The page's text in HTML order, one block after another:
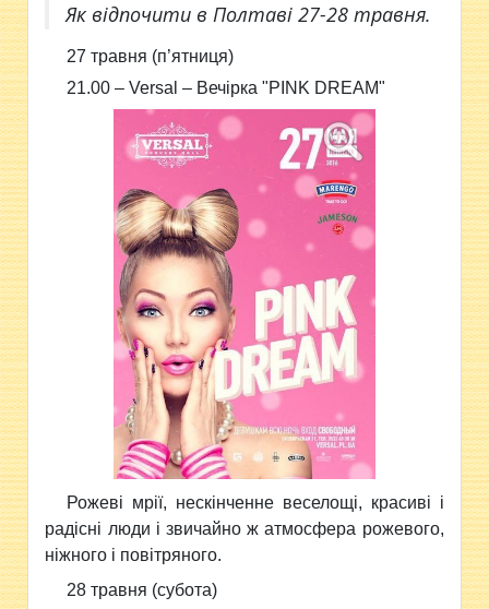
Як відпочити в Полтаві 27-28 травня.
27 травня (п’ятниця)
21.00 –Versal – Вечірка"PINK DREAM"
Рожеві мрії, нескінченне веселощі, красиві і
радісні люди і звичайно ж атмосфера рожевого,
ніжного і повітряного.
28 травня (субота)